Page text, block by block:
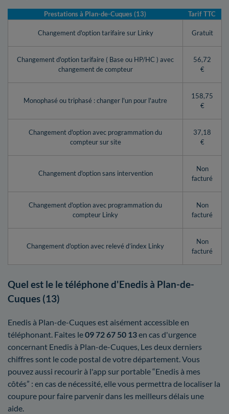
Prestations à Plan-de-Cuques (13) Tarif TTC
Changement d'option tarifaire sur Linky Gratuit
Changement d'option tarifaire ( Base ou HP/HC ) avec
changement de compteur
56,72
€
Monophasé ou triphasé : changer l'un pour l'autre
158,75
€
Changement d'option avec programmation du
compteur sur site
37,18
€
Changement d'option sans intervention
Non
facturé
Changement d'option avec programmation du
compteur Linky
Non
facturé
Changement d'option avec relevé d’index Linky
Non
facturé
Quel est le le téléphone d'Enedis à Plan-de-
Cuques (13)
Enedis à Plan-de-Cuques est aisément accessible en
téléphonant. Faites le09 72 67 50 13en cas d'urgence
concernant Enedis à Plan-de-Cuques, Les deux derniers
chiffres sont le code postal de votre département. Vous
pouvez aussi recourir à l'app sur portable “Enedis à mes
côtés” : en cas de nécessité, elle vous permettra de localiser la
coupure pour faire parvenir dans les meilleurs délais une
aide.